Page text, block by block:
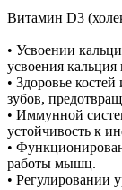
Витамин D3
• Усвоении
усвоения
• Здоровье
зубов,
• Иммунной
устойчивость к
•
работы мышц.
• Регулировании